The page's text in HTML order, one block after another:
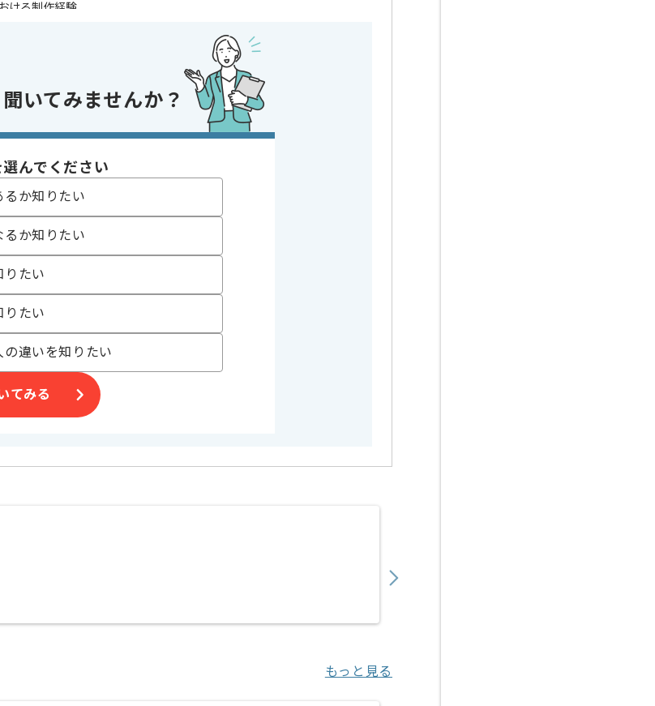
ける制作経験
込み生産性を高めた経験
を把握するための調査や分析の経験
ーの経験
能なケースもございます！まずはお気軽にご相談ください！
, 30代活躍中
値を届けております。
す。
いてみませんか？
んでください
るか知りたい
るか知りたい
りたい
りたい
違いを知りたい
てみる
もっと見る